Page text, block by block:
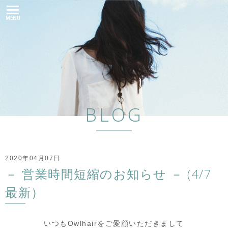
MENU
BLOG
2020年04月07日
－ 営業時間短縮のお知らせ － (4/7
最新）
いつもOwlhairをご愛顧いただきまして